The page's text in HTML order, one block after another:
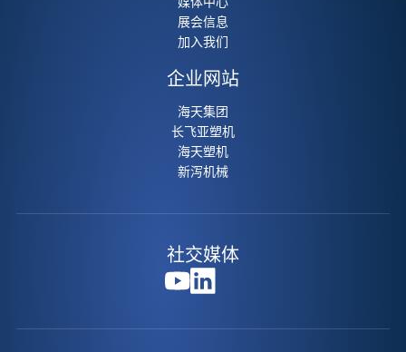
展会信息
加入我们
企业网站
海天集团
长飞亚塑机
海天塑机
新泻机械
社交媒体